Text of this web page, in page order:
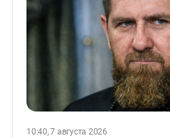
10:40, 7 августа 2026